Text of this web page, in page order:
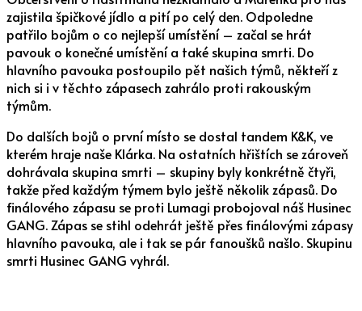
zajistila špičkové jídlo a pití po celý den. Odpoledne
patřilo bojům o co nejlepší umístění – začal se hrát
pavouk o konečné umístění a také skupina smrti. Do
hlavního pavouka postoupilo pět našich týmů, někteří z
nich si i v těchto zápasech zahrálo proti rakouským
týmům.
Do dalších bojů o první místo se dostal tandem K&K, ve
kterém hraje naše Klárka. Na ostatních hřištích se zároveň
dohrávala skupina smrti – skupiny byly konkrétně čtyři,
takže před každým týmem bylo ještě několik zápasů. Do
finálového zápasu se proti Lumagi probojoval náš Husinec
GANG. Zápas se stihl odehrát ještě přes finálovými zápasy
hlavního pavouka, ale i tak se pár fanoušků našlo. Skupinu
smrti Husinec GANG vyhrál.